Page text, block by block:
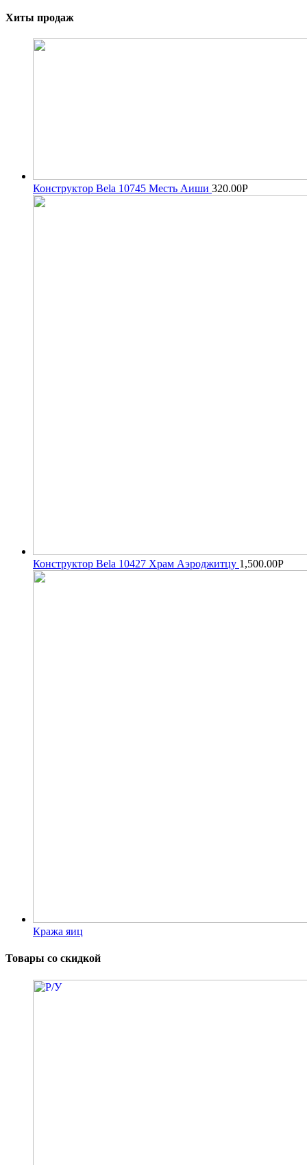
Хиты продаж
Конструктор Bela 10745 Месть Аиши 320.00Р
Конструктор Bela 10427 Храм Аэроджитцу 1,500.00Р
Кража яиц
Товары со скидкой